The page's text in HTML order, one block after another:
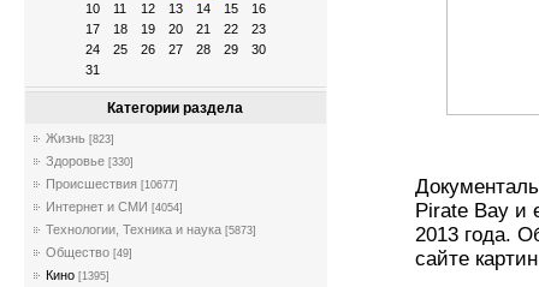
10
11 12 13 14 15
16
17
18 19 20 21 22
23
24
25 26 27 28 29
30
31
Категории раздела
Жизнь [823]
Здоровье [330]
Происшествия [10677]
Интернет и СМИ [4054]
Технологии, Техника и наука [5873]
Общество [49]
Кино [1395]
Pirate Bay и
2013 года.
сайте